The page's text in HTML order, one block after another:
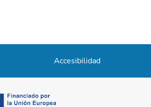
Accesibilidad